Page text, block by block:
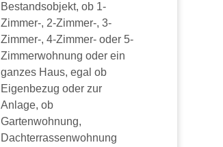
Bestandsobjekt, ob 1-
Zimmer-, 2-Zimmer-, 3-
Zimmer-, 4-Zimmer- oder 5-
Zimmerwohnung oder ein
ganzes Haus, egal ob
Eigenbezug oder zur
Anlage, ob
Gartenwohnung,
Dachterrassenwohnung